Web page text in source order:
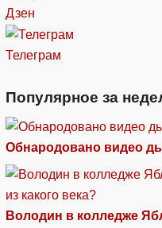
Дзен
Телеграм
Популярное за
Обнародовано видео
Володин в колледже